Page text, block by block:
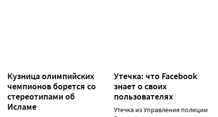
Кузница олимпийских
чемпионов борется со
стереотипами об
Исламе
Утечка: что Facebook
знает о своих
пользователях
Утечка из Управления полиции